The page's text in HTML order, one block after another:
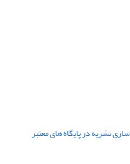
نشریه در پایگاه های معتبر